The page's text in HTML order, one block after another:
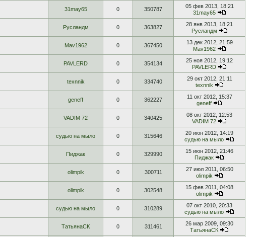
31may65 0 350787
05 фев 2013, 18:21
31may65
Русландм 0 363827
28 янв 2013, 18:21
Русландм
Mav1962 0 367450
13 дек 2012, 21:59
Mav1962
PAVLERD 0 354134
25 ноя 2012, 19:12
PAVLERD
texnnik 0 334740
29 окт 2012, 21:11
texnnik
geneff 0 362227
11 окт 2012, 15:37
geneff
VADIM 72 0 340425
08 окт 2012, 12:53
VADIM 72
судью на мыло 0 315646
20 июн 2012, 14:19
судью на мыло
Пиджак 0 329990
15 июн 2012, 21:46
Пиджак
olimpik 0 300711
27 июл 2011, 06:50
olimpik
olimpik 0 302548
15 фев 2011, 04:08
olimpik
судью на мыло 0 310289
07 окт 2010, 20:33
судью на мыло
ТатьянаСК 0 311461
26 мар 2009, 09:30
ТатьянаСК